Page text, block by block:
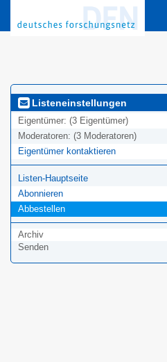
Listeneinstellungen
Eigentümer: (3 Eigentümer)
Moderatoren: (3 Moderatoren)
Eigentümer kontaktieren
Listen-Hauptseite
Abonnieren
Abbestellen
Archiv
Senden